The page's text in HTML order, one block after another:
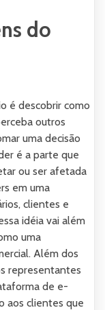
do
é descobrir como
outros
uma decisão
é a parte que
ou ser afetada
em uma
clientes e
idéia vai além
uma
Além dos
representantes
de e-
aos clientes que